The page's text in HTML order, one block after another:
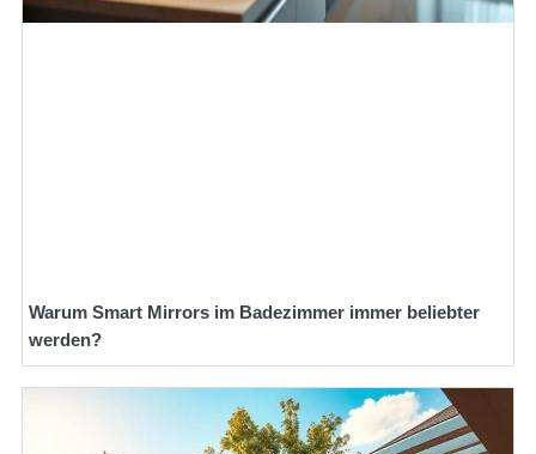
Warum Smart Mirrors im Badezimmer immer beliebter
werden?